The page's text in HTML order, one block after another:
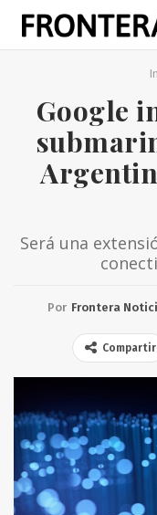
Google
Será una
Por Frontera
Compartir